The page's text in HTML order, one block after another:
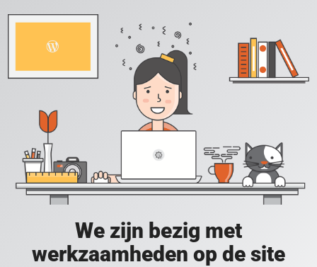
We zijn bezig met
werkzaamheden op de site